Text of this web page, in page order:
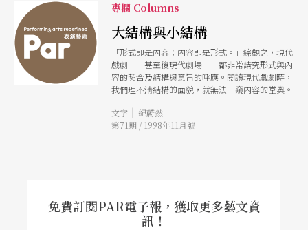
專欄 Columns
大結構與小結構
「形式即是內容；內容即是形式。」綜觀之，現代
戲劇──甚至後現代劇場──都非常講究形式與內
容的契合及結構與意旨的呼應。閱讀現代戲劇時，
我們理不淸結構的面貌，就無法一窺內容的堂奧。
文字 | 紀蔚然
第71期 / 1998年11月號
免費訂閱PAR電子報，獲取更多藝文資
訊！